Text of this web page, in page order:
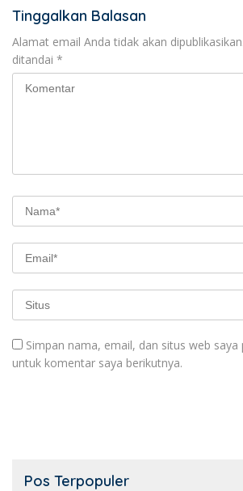
Tinggalkan Balasan
Alamat email Anda tidak akan dipublikasikan.
ditandai *
Simpan nama, email, dan situs web saya
untuk komentar saya berikutnya.
Pos Terpopuler